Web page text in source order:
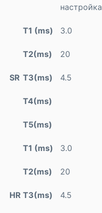
настройка
SR
Т1 (ms) 3.0
Т2(ms) 20
Т3(ms) 4.5
Т4(ms)
Т5(ms)
HR
Т1 (ms) 3.0
Т2(ms) 20
Т3(ms) 4.5